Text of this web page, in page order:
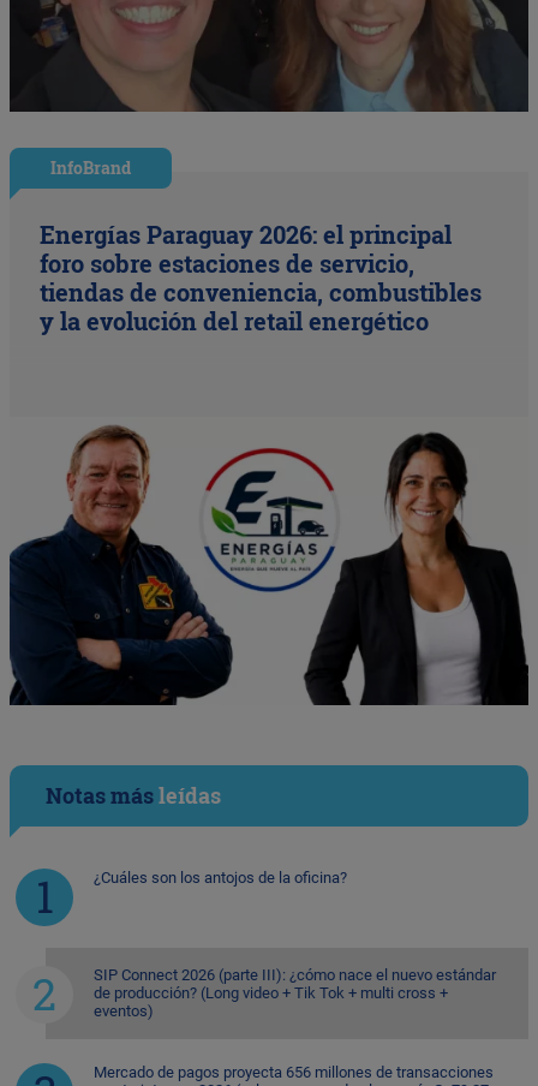
InfoBrand
Energías Paraguay 2026: el principal
foro sobre estaciones de servicio,
tiendas de conveniencia, combustibles
y la evolución del retail energético
Notas másleídas
¿Cuáles son los antojos de la oficina?
SIP Connect 2026 (parte III): ¿cómo nace el nuevo estándar
de producción? (Long video + Tik Tok + multi cross +
eventos)
Mercado de pagos proyecta 656 millones de transacciones